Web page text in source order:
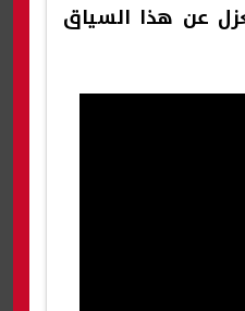
عن هذا السياق